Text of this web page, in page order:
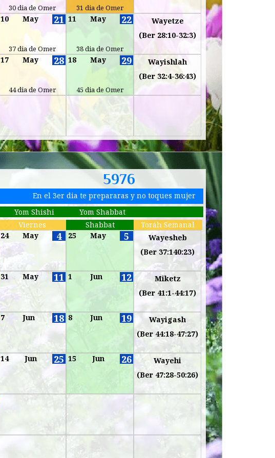
30 dia de Omer 31 dia de Omer
10 May 21
37 dia de Omer
11 May 22
38 dia de Omer
Wayetze
(Ber 28:10-32:3)
17 May 28
44 dia de Omer
18 May 29
45 dia de Omer
Wayishlah
(Ber 32:4-36:43)
5976
En el 3er dia te prepararas y no toques mujer
Yom Shishi Yom Shabbat
Viernes Shabbat
Toráh Semanal
24 May 4 25 May 5
Wayesheb
(Ber 37:140:23)
31 May 11 1 Jun 12
Miketz
(Ber 41:1-44:17)
7 Jun 18 8 Jun 19
Wayigash
(Ber 44:18-47:27)
14 Jun 25 15 Jun 26
Wayehi
(Ber 47:28-50:26)